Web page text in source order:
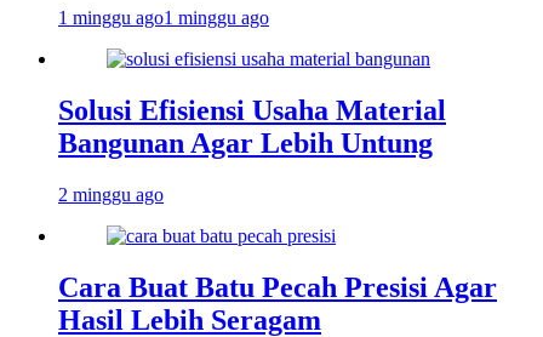
1 minggu ago1 minggu ago
Solusi Efisiensi Usaha Material
Bangunan Agar Lebih Untung
2 minggu ago
Cara Buat Batu Pecah Presisi Agar
Hasil Lebih Seragam